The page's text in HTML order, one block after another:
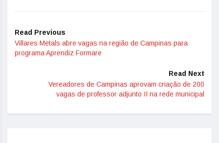
Read Previous
Villares Metals abre vagas na região de Campinas para
programa Aprendiz Formare
Read Next
Vereadores de Campinas aprovam criação de 200
vagas de professor adjunto II na rede municipal